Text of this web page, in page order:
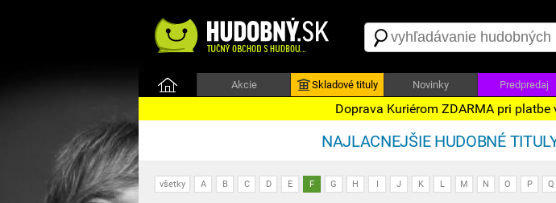
Akcie Skladové tituly Novinky Predpredaj
Doprava Kuriérom ZDARMA pri
NAJLACNEJŠIE HUDOBNÉ
všetky A B C D E F G H I J K L M N O P Q